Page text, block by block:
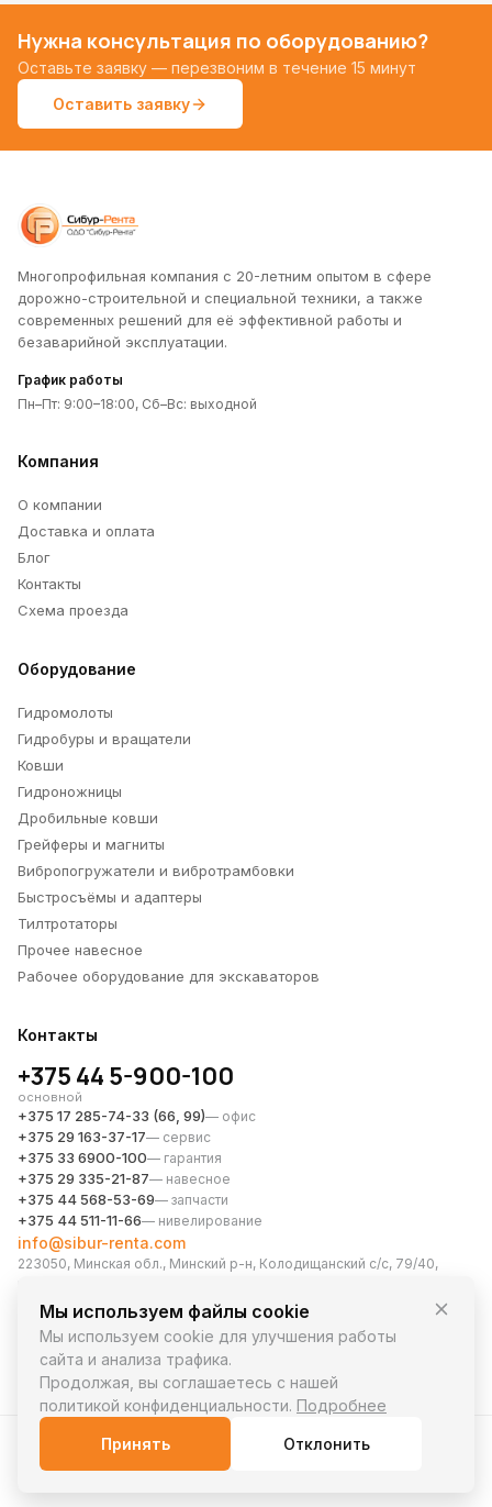
Нужна консультация по оборудованию?
Оставьте заявку — перезвоним в течение 15 минут
Оставить заявку
Многопрофильная компания с 20-летним опытом в сфере
дорожно-строительной и специальной техники, а также
современных решений для её эффективной работы и
безаварийной эксплуатации.
График работы
Пн–Пт: 9:00–18:00, Сб–Вс: выходной
Компания
О компании
Доставка и оплата
Блог
Контакты
Схема проезда
Оборудование
Гидромолоты
Гидробуры и вращатели
Ковши
Гидроножницы
Дробильные ковши
Грейферы и магниты
Вибропогружатели и вибротрамбовки
Быстросъёмы и адаптеры
Тилтротаторы
Прочее навесное
Рабочее оборудование для экскаваторов
Контакты
+375 44 5-900-100
основной
+375 17 285-74-33 (66, 99)— офис
+375 29 163-37-17— сервис
+375 33 6900-100— гарантия
+375 29 335-21-87— навесное
+375 44 568-53-69— запчасти
+375 44 511-11-66— нивелирование
info@sibur-renta.com
223050, Минская обл., Минский р-н, Колодищанский с/с, 79/40,
Мессенджеры
© 2026 СИБУР-РЕНТА. Все права защищены.
Политика конфиденциальности
Политика cookie
Мы используем файлы cookie
Мы используем cookie для улучшения работы
сайта и анализа трафика.
Продолжая, вы соглашаетесь с нашей
политикой конфиденциальности. Подробнее
Принять Отклонить